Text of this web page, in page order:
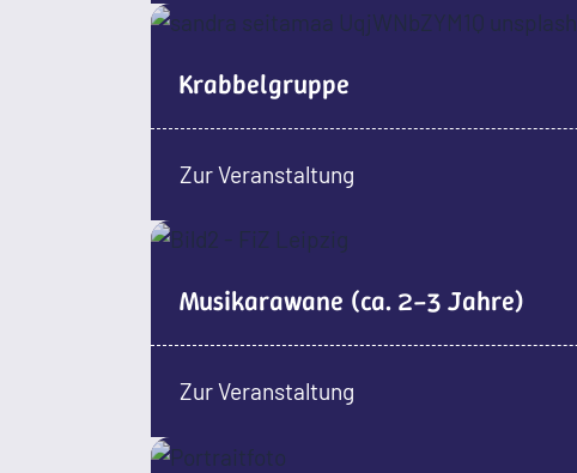
Krabbelgruppe
Zur Veranstaltung
Musikarawane (ca. 2–3 Jahre)
Zur Veranstaltung